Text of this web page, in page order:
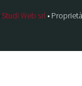
Studi Web srl •